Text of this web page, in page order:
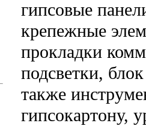
гипсовые
крепежные
прокладки
подсветки,
также
гипсокартону,